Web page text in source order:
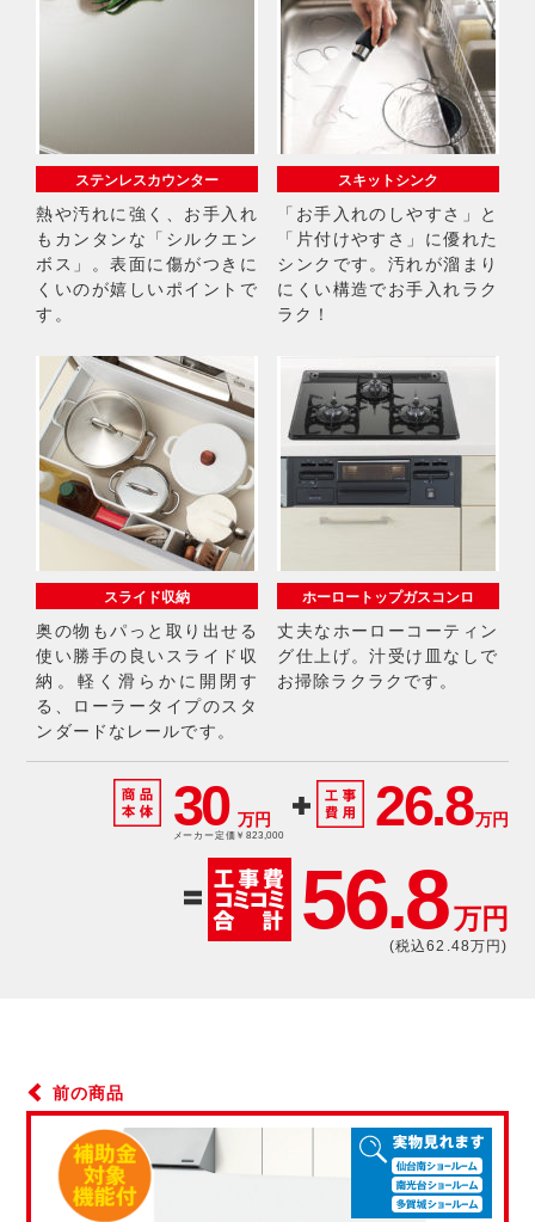
ステンレスカウンター
熱や汚れに強く、お手入れ
もカンタンな「シルクエン
ボス」。表面に傷がつきに
くいのが嬉しいポイントで
す。
スキットシンク
「お手入れのしやすさ」と
「片付けやすさ」に優れた
シンクです。汚れが溜まり
にくい構造でお手入れラク
ラク！
スライド収納
奥の物もパっと取り出せる
使い勝手の良いスライド収
納。軽く滑らかに開閉す
る、ローラータイプのスタ
ンダードなレールです。
ホーロートップガスコンロ
丈夫なホーローコーティン
グ仕上げ。汁受け皿なしで
お掃除ラクラクです。
30 万円
メーカー定価￥823,000 26.8万円
56.8 万円
(税込62.48万円)